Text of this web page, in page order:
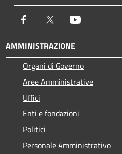
Facebook Twitter
AMMINISTRAZIONE
Organi di Governo
Aree Amministrative
Uffici
Enti e fondazioni
Politici
Personale Amministrativo